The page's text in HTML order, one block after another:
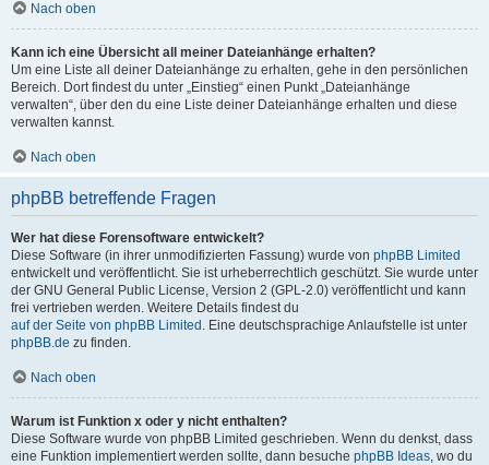
Nach oben
Kann ich eine Übersicht all meiner Dateianhänge erhalten?
Um eine Liste all deiner Dateianhänge zu erhalten, gehe in den persönlichen
Bereich. Dort findest du unter „Einstieg“ einen Punkt „Dateianhänge
verwalten“, über den du eine Liste deiner Dateianhänge erhalten und diese
verwalten kannst.
Nach oben
phpBB betreffende Fragen
Wer hat diese Forensoftware entwickelt?
Diese Software (in ihrer unmodifizierten Fassung) wurde von phpBB Limited
entwickelt und veröffentlicht. Sie ist urheberrechtlich geschützt. Sie wurde unter
der GNU General Public License, Version 2 (GPL-2.0) veröffentlicht und kann
frei vertrieben werden. Weitere Details findest du
auf der Seite von phpBB Limited . Eine deutschsprachige Anlaufstelle ist unter
phpBB.de zu finden.
Nach oben
Warum ist Funktion x oder y nicht enthalten?
Diese Software wurde von phpBB Limited geschrieben. Wenn du denkst, dass
eine Funktion implementiert werden sollte, dann besuche phpBB Ideas, wo du